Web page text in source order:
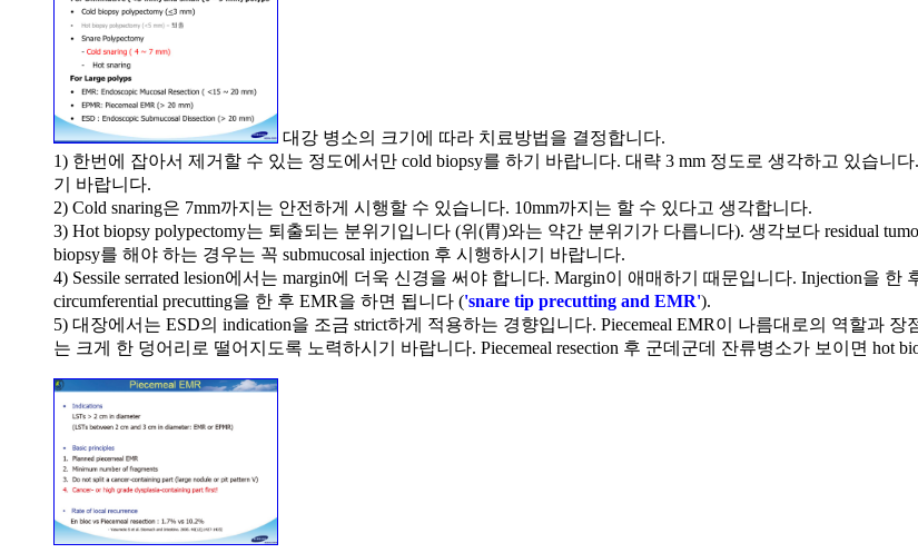
대강 병소의 크기에 따라 치료방법을 결정합니다.
1) 한번에 잡아서 제거할 수 있는 정도에서만 cold biopsy를 하기 바랍니다. 대략 3 mm 정도로 생각하고 있습니다.
기 바랍니다.
2) Cold snaring은 7mm까지는 안전하게 시행할 수 있습니다. 10mm까지는 할 수 있다고 생각합니다.
3) Hot biopsy polypectomy는 퇴출되는 분위기입니다 (위(胃)와는 약간 분위기가 다릅니다). 생각보다 residual
biopsy를 해야 하는 경우는 꼭 submucosal injection 후 시행하시기 바랍니다.
4) Sessile serrated lesion에서는 margin에 더욱 신경을 써야 합니다. Margin이 애매하기 때문입니다. Injection을
circumferential precutting을 한 후 EMR을 하면 됩니다 ('snare tip precutting and EMR').
5) 대장에서는 ESD의 indication을 조금 strict하게 적용하는 경향입니다. Piecemeal EMR이 나름대로의 역할과
는 크게 한 덩어리로 떨어지도록 노력하시기 바랍니다. Piecemeal resection 후 군데군데 잔류병소가 보이면 hot